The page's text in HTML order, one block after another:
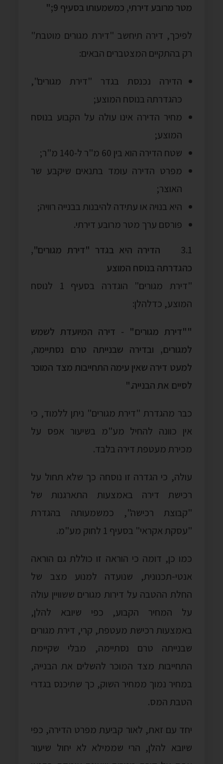
מטר מרובע דירתי, כמשמעותו בסעיף 9;"
לפיכך, דירה תיחשב "דירת מגורים מוטבת"
רק בהתקיים המצטברים הבאים:
הדירה נכנסת בגדר "דירת מגורים",
כהגדרתה בנוסח המוצע;
מחיר הדירה אינו עולה על הקבוע בנוסח
המוצע;
שטח הדירה הוא בין 60 מ"ר ל‑140 מ"ר;
מפרט הדירה עומד בתנאים שיקבע שר
האוצר;
היא בנויה או עתידה להיבנות בבנייה רוויה;
פורסם ערך מטר מרובע דירתי.
3.1 הדירה היא בגדר "דירת מגורים",
כהגדרתה בנוסח המוצע
"דירת מגורים" הוגדרה בסעיף 1 לנוסח
המוצע, כדלהלן:
""דירת מגורים" ‑ דירה המיועדת לשמש
למגורים, ובדירה שבנייתה טרם נסתיימה,
למעט דירה שאין עימה התחייבות מצד המוכר
לסיים את הבנייה."
כבר מהגדרת "דירת מגורים" ניתן ללמוד, כי
אין כוונה להחיל מע"מ בשיעור אפס על
מכירת מעטפת דירה בלבד.
עולה, כי הגדרה זו נוסחה כך שלא תחול על
רכישת דירה באמצעות התארגנות של
"קבוצת רכישה", כמשמעותה בהגדרת
"עסקת אקראי" בסעיף 1 לחוק מע"מ.
כמו כן, דומה כי הוראה זו כוללת גם הוראה
אנטי-תכנונית, שנועדה למנוע מצב של
החלת ההטבה על דירות מגורים ששוויין עולה
על המחיר הקבוע, כפי שיובא להלן,
באמצעות רכישת מעטפת, קרי, דירת מגורים
שבנייתה טרם נסתיימה, מבלי שקיימת
התחייבות מצד המוכר להשלים את הבנייה,
במחיר נמוך ממחיר השוק, כך שתיכנס בגדרי
הטבת המס.
יחד עם זאת, לאור קביעת מפרט הדירה, כפי
שיובא להלן, הרי שממילא לא יחול שיעור